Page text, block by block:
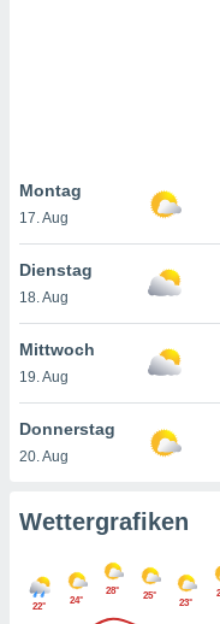
können
von
und
klicken.
und
Montag
17. Aug
Dienstag
18. Aug
Mittwoch
19. Aug
Donnerstag
20. Aug
Wettergrafiken
22°
24°
28° 25°
23°